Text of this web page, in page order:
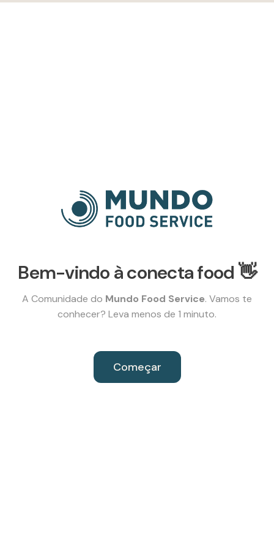
Bem-vindo à conecta food 👋
A Comunidade do Mundo Food Service. Vamos te
conhecer? Leva menos de 1 minuto.
Começar